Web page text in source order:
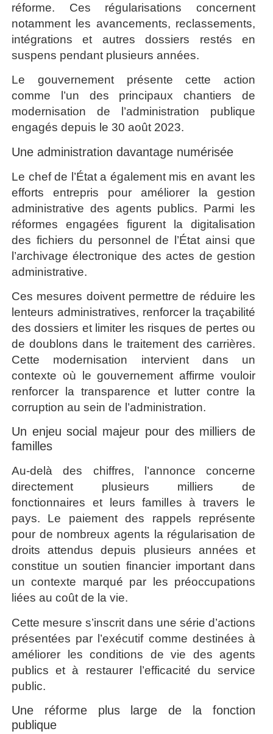
réforme. Ces régularisations concernent
notamment les avancements, reclassements,
intégrations et autres dossiers restés en
suspens pendant plusieurs années.
Le gouvernement présente cette action
comme l’un des principaux chantiers de
modernisation de l’administration publique
engagés depuis le 30 août 2023.
Une administration davantage numérisée
Le chef de l’État a également mis en avant les
efforts entrepris pour améliorer la gestion
administrative des agents publics. Parmi les
réformes engagées figurent la digitalisation
des fichiers du personnel de l’État ainsi que
l’archivage électronique des actes de gestion
administrative.
Ces mesures doivent permettre de réduire les
lenteurs administratives, renforcer la traçabilité
des dossiers et limiter les risques de pertes ou
de doublons dans le traitement des carrières.
Cette modernisation intervient dans un
contexte où le gouvernement affirme vouloir
renforcer la transparence et lutter contre la
corruption au sein de l’administration.
Un enjeu social majeur pour des milliers de
familles
Au-delà des chiffres, l’annonce concerne
directement plusieurs milliers de
fonctionnaires et leurs familles à travers le
pays. Le paiement des rappels représente
pour de nombreux agents la régularisation de
droits attendus depuis plusieurs années et
constitue un soutien financier important dans
un contexte marqué par les préoccupations
liées au coût de la vie.
Cette mesure s’inscrit dans une série d’actions
présentées par l’exécutif comme destinées à
améliorer les conditions de vie des agents
publics et à restaurer l’efficacité du service
public.
Une réforme plus large de la fonction
publique